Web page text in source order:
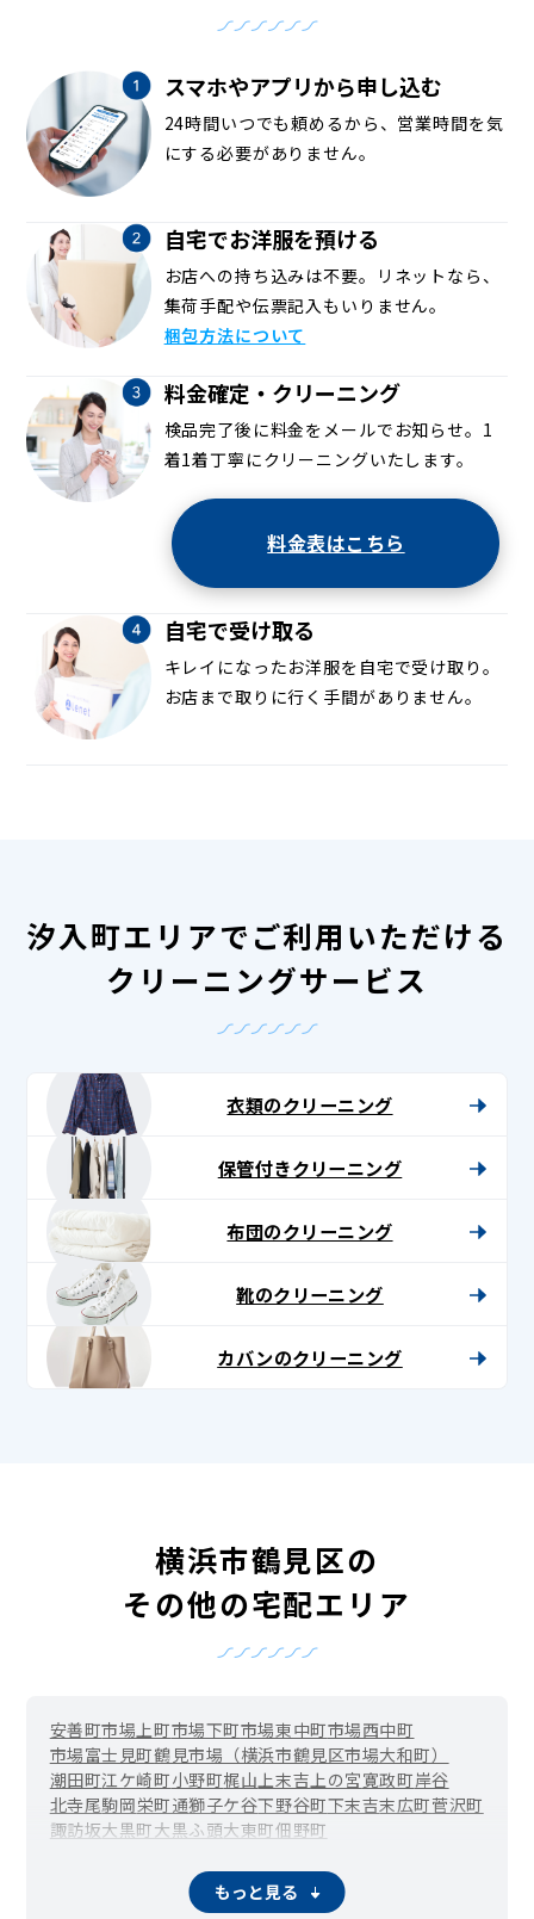
スマホやアプリから申し込む
24時間いつでも頼めるから、営業時間を気
にする必要がありません。
自宅でお洋服を預ける
お店への持ち込みは不要。リネットなら、
集荷手配や伝票記入もいりません。
梱包方法について
料金確定・クリーニング
検品完了後に料金をメールでお知らせ。1
着1着丁寧にクリーニングいたします。
料金表はこちら
自宅で受け取る
キレイになったお洋服を自宅で受け取り。
お店まで取りに行く手間がありません。
汐入町エリアでご利用いただける
クリーニングサービス
衣類のクリーニング
保管付きクリーニング
布団のクリーニング
靴のクリーニング
カバンのクリーニング
横浜市鶴見区の
その他の宅配エリア
安善町市場上町市場下町市場東中町市場西中町
市場富士見町鶴見市場（横浜市鶴見区市場大和町）
潮田町江ケ崎町小野町梶山上末吉上の宮寛政町岸谷
北寺尾駒岡栄町通獅子ケ谷下野谷町下末吉末広町菅沢町
諏訪坂大黒町大黒ふ頭大東町佃野町
東寺尾東台 東寺尾北台 平安町
元宮
もっと見る